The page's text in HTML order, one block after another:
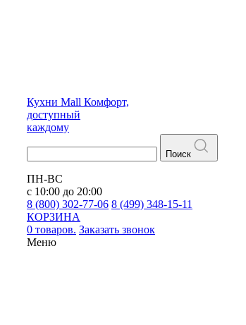
Кухни Mall Комфорт,
доступный
каждому
Поиск
ПН-ВС
с 10:00 до 20:00
8 (800) 302-77-06 8 (499) 348-15-11
КОРЗИНА
0 товаров. Заказать звонок
Меню